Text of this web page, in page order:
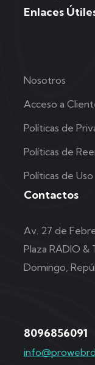
Enlaces
Nosotros
Acceso a
Políticas de
Políticas de
Políticas de Uso
Contactos
Av. 27 de
Plaza RADIO &
Domingo,
8096856091